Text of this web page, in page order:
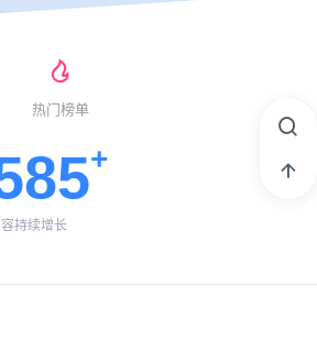
热门榜单
持续增长